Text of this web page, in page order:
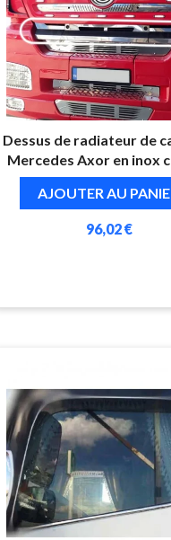
Dessus de radiateur de
Mercedes Axor en inox
AJOUTER AU
96,02 €